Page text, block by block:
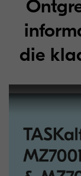
die